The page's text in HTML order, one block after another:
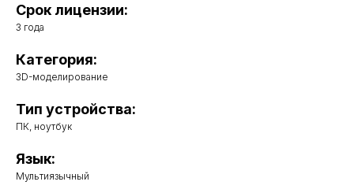
Срок лицензии:
3 года
Категория:
3D-моделирование
Тип устройства:
ПК, ноутбук
Язык:
Мультиязычный